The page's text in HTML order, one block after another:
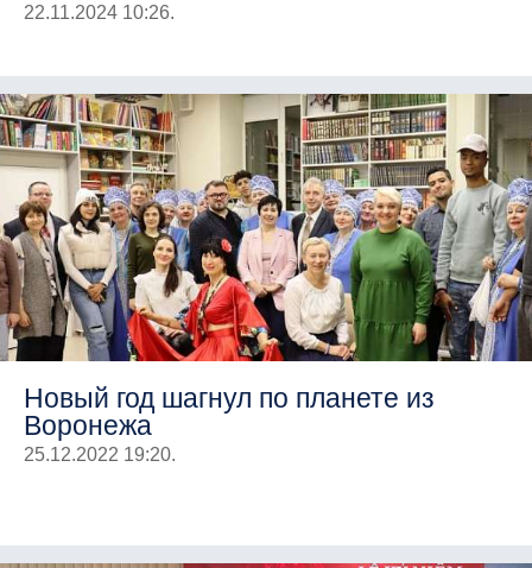
22.11.2024 10:26.
Новый год шагнул по планете из
Воронежа
25.12.2022 19:20.